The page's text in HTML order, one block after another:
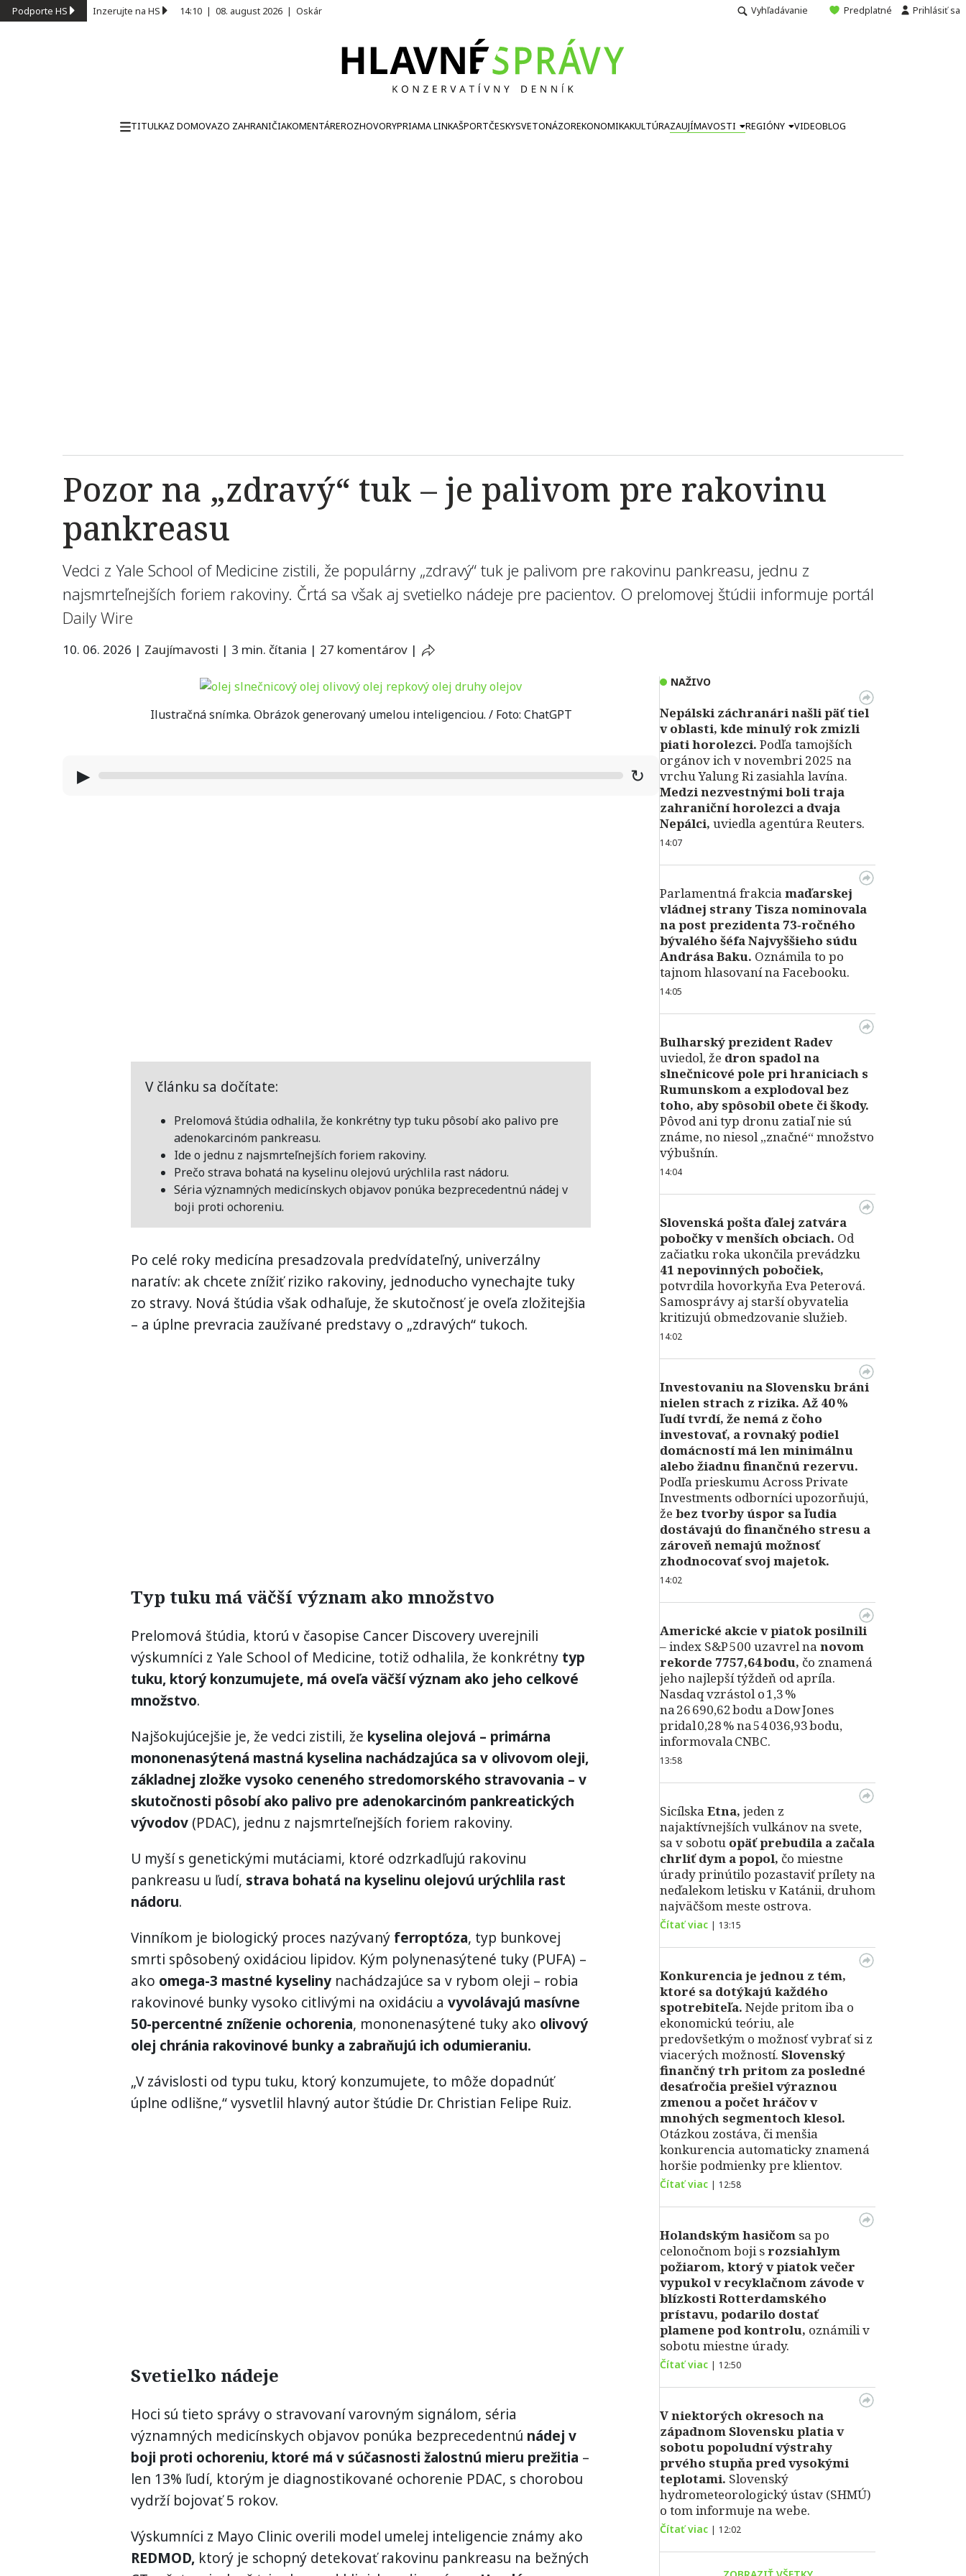
Podporte HS Inzerujte na HS 14:10 | 08. august 2026 | Oskár Vyhľadávanie Predplatné Prihlásiť sa
TITULKAZ DOMOVAZO ZAHRANIČIAKOMENTÁREROZHOVORYPRIAMA LINKAŠPORTČESKYSVETONÁZOREKONOMIKAKULTÚRAZAUJÍMAVOSTI REGIÓNY VIDEOBLOG
Pozor na „zdravý“ tuk – je palivom pre rakovinu
pankreasu
Vedci z Yale School of Medicine zistili, že populárny „zdravý“ tuk je palivom pre rakovinu pankreasu, jednu z
najsmrteľnejších foriem rakoviny. Črtá sa však aj svetielko nádeje pre pacientov. O prelomovej štúdii informuje portál
Daily Wire
10. 06. 2026 | Zaujímavosti | 3 min. čítania | 27 komentárov |
Ilustračná snímka. Obrázok generovaný umelou inteligenciou. / Foto: ChatGPT
▶ ↻
V článku sa dočítate:
Prelomová štúdia odhalila, že konkrétny typ tuku pôsobí ako palivo pre
adenokarcinóm pankreasu.
Ide o jednu z najsmrteľnejších foriem rakoviny.
Prečo strava bohatá na kyselinu olejovú urýchlila rast nádoru.
Séria významných medicínskych objavov ponúka bezprecedentnú nádej v
boji proti ochoreniu.
Po celé roky medicína presadzovala predvídateľný, univerzálny
naratív: ak chcete znížiť riziko rakoviny, jednoducho vynechajte tuky
zo stravy. Nová štúdia však odhaľuje, že skutočnosť je oveľa zložitejšia
– a úplne prevracia zaužívané predstavy o „zdravých“ tukoch.
Typ tuku má väčší význam ako množstvo
Prelomová štúdia, ktorú v časopise Cancer Discovery uverejnili
výskumníci z Yale School of Medicine, totiž odhalila, že konkrétny typ
tuku, ktorý konzumujete, má oveľa väčší význam ako jeho celkové
množstvo.
Najšokujúcejšie je, že vedci zistili, že kyselina olejová – primárna
mononenasýtená mastná kyselina nachádzajúca sa v olivovom oleji,
základnej zložke vysoko ceneného stredomorského stravovania – v
skutočnosti pôsobí ako palivo pre adenokarcinóm pankreatických
vývodov (PDAC), jednu z najsmrteľnejších foriem rakoviny.
U myší s genetickými mutáciami, ktoré odzrkadľujú rakovinu
pankreasu u ľudí, strava bohatá na kyselinu olejovú urýchlila rast
nádoru.
Vinníkom je biologický proces nazývaný ferroptóza, typ bunkovej
smrti spôsobený oxidáciou lipidov. Kým polynenasýtené tuky (PUFA) –
ako omega-3 mastné kyseliny nachádzajúce sa v rybom oleji – robia
rakovinové bunky vysoko citlivými na oxidáciu a vyvolávajú masívne
50-percentné zníženie ochorenia, mononenasýtené tuky ako olivový
olej chránia rakovinové bunky a zabraňujú ich odumieraniu.
„V závislosti od typu tuku, ktorý konzumujete, to môže dopadnúť
úplne odlišne,“ vysvetlil hlavný autor štúdie Dr. Christian Felipe Ruiz.
Svetielko nádeje
Hoci sú tieto správy o stravovaní varovným signálom, séria
významných medicínskych objavov ponúka bezprecedentnú nádej v
boji proti ochoreniu, ktoré má v súčasnosti žalostnú mieru prežitia –
len 13% ľudí, ktorým je diagnostikované ochorenie PDAC, s chorobou
vydrží bojovať 5 rokov.
Výskumníci z Mayo Clinic overili model umelej inteligencie známy ako
REDMOD, ktorý je schopný detekovať rakovinu pankreasu na bežných
NAŽIVO
Nepálski záchranári našli päť tiel
v oblasti, kde minulý rok zmizli
piati horolezci. Podľa tamojších
orgánov ich v novembri 2025 na
vrchu Yalung Ri zasiahla lavína.
Medzi nezvestnými boli traja
zahraniční horolezci a dvaja
Nepálci, uviedla agentúra Reuters.
14:07
Parlamentná frakcia maďarskej
vládnej strany Tisza nominovala
na post prezidenta 73‑ročného
bývalého šéfa Najvyššieho súdu
Andrása Baku. Oznámila to po
tajnom hlasovaní na Facebooku.
14:05
Bulharský prezident Radev
uviedol, že dron spadol na
slnečnicové pole pri hraniciach s
Rumunskom a explodoval bez
toho, aby spôsobil obete či škody.
Pôvod ani typ dronu zatiaľ nie sú
známe, no niesol „značné“ množstvo
výbušnín.
14:04
Slovenská pošta ďalej zatvára
pobočky v menších obciach. Od
začiatku roka ukončila prevádzku
41 nepovinných pobočiek,
potvrdila hovorkyňa Eva Peterová.
Samosprávy aj starší obyvatelia
kritizujú obmedzovanie služieb.
14:02
Investovaniu na Slovensku bráni
nielen strach z rizika. Až 40 %
ľudí tvrdí, že nemá z čoho
investovať, a rovnaký podiel
domácností má len minimálnu
alebo žiadnu finančnú rezervu.
Podľa prieskumu Across Private
Investments odborníci upozorňujú,
že bez tvorby úspor sa ľudia
dostávajú do finančného stresu a
zároveň nemajú možnosť
zhodnocovať svoj majetok.
14:02
Americké akcie v piatok posilnili
– index S&P 500 uzavrel na novom
rekorde 7757,64 bodu, čo znamená
jeho najlepší týždeň od apríla.
Nasdaq vzrástol o 1,3 %
na 26 690,62 bodu a Dow Jones
pridal 0,28 % na 54 036,93 bodu,
informovala CNBC.
13:58
Sicílska Etna, jeden z
najaktívnejších vulkánov na svete,
sa v sobotu opäť prebudila a začala
chrliť dym a popol, čo miestne
úrady prinútilo pozastaviť prílety na
neďalekom letisku v Katánii, druhom
najväčšom meste ostrova.
Čítať viac | 13:15
Konkurencia je jednou z tém,
ktoré sa dotýkajú každého
spotrebiteľa. Nejde pritom iba o
ekonomickú teóriu, ale
predovšetkým o možnosť vybrať si z
viacerých možností. Slovenský
finančný trh pritom za posledné
desaťročia prešiel výraznou
zmenou a počet hráčov v
mnohých segmentoch klesol.
Otázkou zostáva, či menšia
konkurencia automaticky znamená
horšie podmienky pre klientov.
Čítať viac | 12:58
Holandským hasičom sa po
celonočnom boji srozsiahlym
požiarom, ktorý v piatok večer
vypukol v recyklačnom závode v
blízkosti Rotterdamského
prístavu, podarilo dostať
plamene pod kontrolu, oznámili v
sobotu miestne úrady.
Čítať viac | 12:50
V niektorých okresoch na
západnom Slovensku platia v
sobotu popoludní výstrahy
prvého stupňa pred vysokými
teplotami. Slovenský
hydrometeorologický ústav (SHMÚ)
o tom informuje na webe.
Čítať viac | 12:02